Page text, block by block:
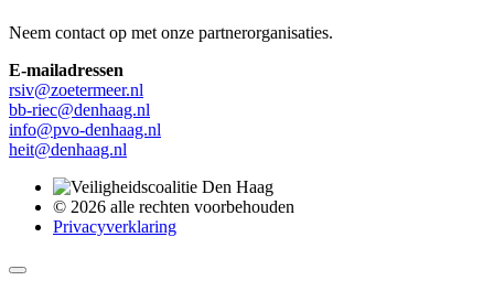
Neem contact op met onze partnerorganisaties.
E-mailadressen
rsiv@zoetermeer.nl
bb-riec@denhaag.nl
info@pvo-denhaag.nl
heit@denhaag.nl
© 2026 alle rechten voorbehouden
Privacyverklaring